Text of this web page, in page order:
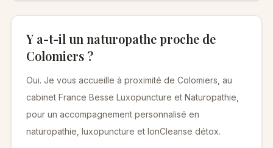
Y a-t-il un naturopathe proche de
Colomiers ?
Oui. Je vous accueille à proximité de Colomiers, au
cabinet France Besse Luxopuncture et Naturopathie,
pour un accompagnement personnalisé en
naturopathie, luxopuncture et IonCleanse détox.